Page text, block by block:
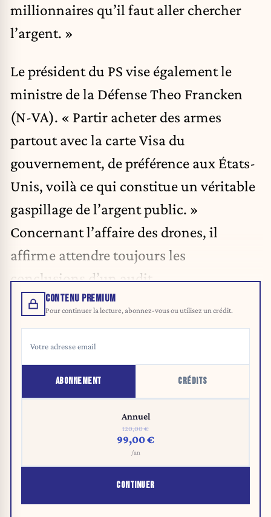
millionnaires qu’il faut aller chercher
l’argent. »
Le président du PS vise également le
ministre de la Défense Theo Francken
(N-VA). « Partir acheter des armes
partout avec la carte Visa du
gouvernement, de préférence aux États-
Unis, voilà ce qui constitue un véritable
gaspillage de l’argent public. »
Concernant l’affaire des drones, il
affirme attendre toujours les
conclusions d’un audit.
CONTENU PREMIUM
Pour continuer la lecture, abonnez-vous ou utilisez un crédit.
ABONNEMENT CRÉDITS
Annuel
120,00 €
99,00 €
/an
CONTINUER